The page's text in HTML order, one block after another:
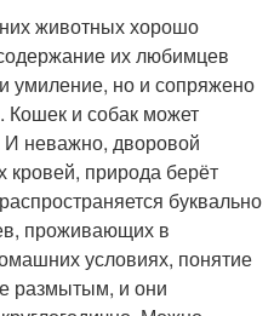
животных хорошо
их любимцев
умиление, но и сопряжено
Кошек и собак может
И неважно, дворовой
кровей, природа берёт
буквально
проживающих в
условиях, понятие
размытым, и они